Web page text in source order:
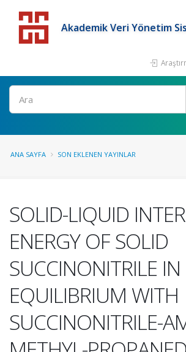
Akademik Veri Yönetim
ANA SAYFA SON EKLENEN YAYINLAR
SOLID-LIQUID
ENERGY OF SOLID
SUCCINONITRILE IN
EQUILIBRIUM WITH
SUCCINONITRILE-